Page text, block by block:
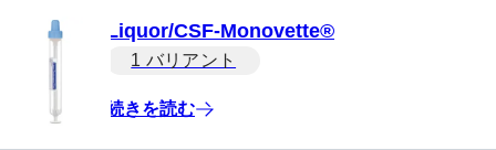
Liquor/CSF-Monovette®
1 バリアント
続きを読む